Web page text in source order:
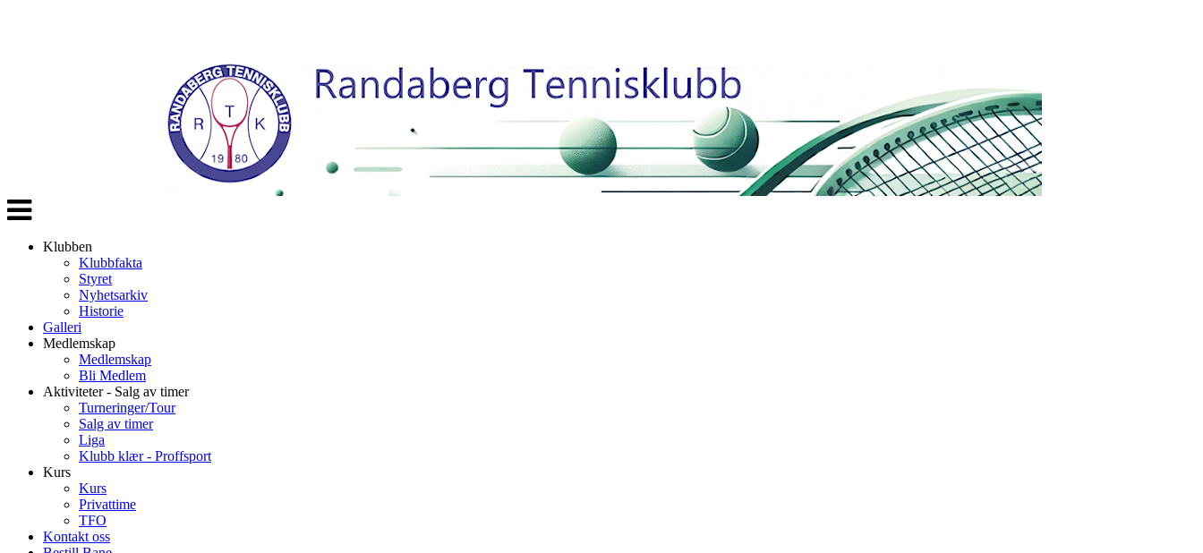
Veksle
navigasjon
Klubben
Klubbfakta
Styret
Nyhetsarkiv
Historie
Galleri
Medlemskap
Medlemskap
Bli Medlem
Aktiviteter - Salg av timer
Turneringer/Tour
Salg av timer
Liga
Klubb klær - Proffsport
Kurs
Kurs
Privattime
TFO
Kontakt oss